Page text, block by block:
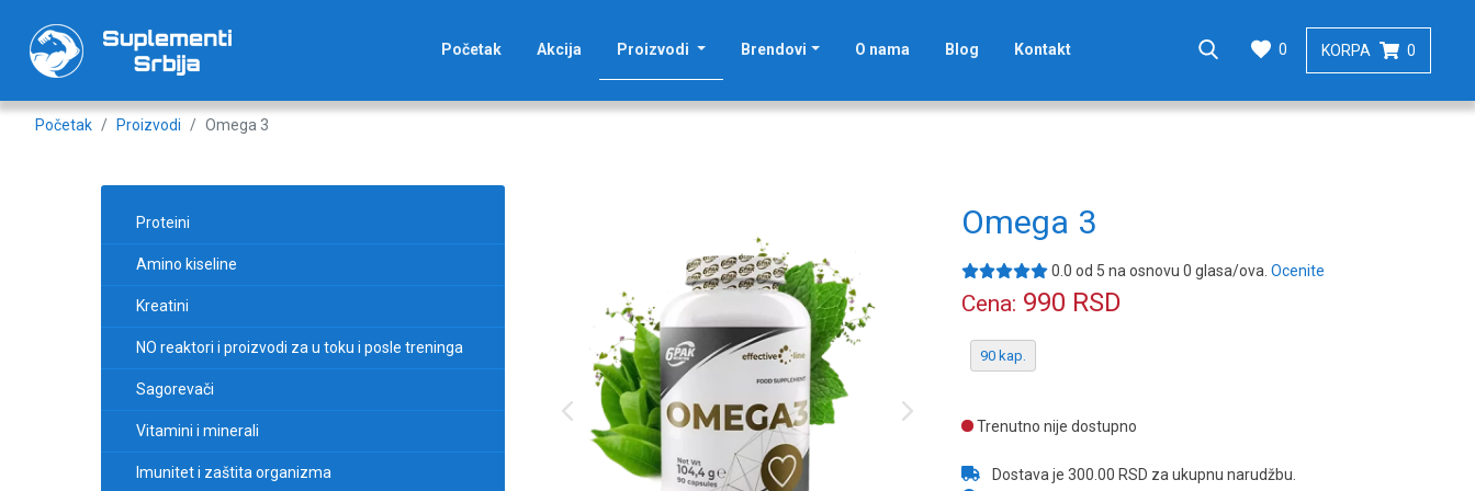
Početak Akcija Proizvodi (current)Brendovi O nama Blog Kontakt 0 KORPA 0
Početak Proizvodi Omega 3
Proteini
Amino kiseline
Kreatini
NO reaktori i proizvodi za u toku i posle treninga
Sagorevači
Vitamini i minerali
Imunitet i zaštita organizma
Omega 3
0.0 od 5 na osnovu 0 glasa/ova. Ocenite
Cena: 990 RSD
90 kap.
Trenutno nije dostupno
Dostava je 300.00 RSD za ukupnu narudžbu.